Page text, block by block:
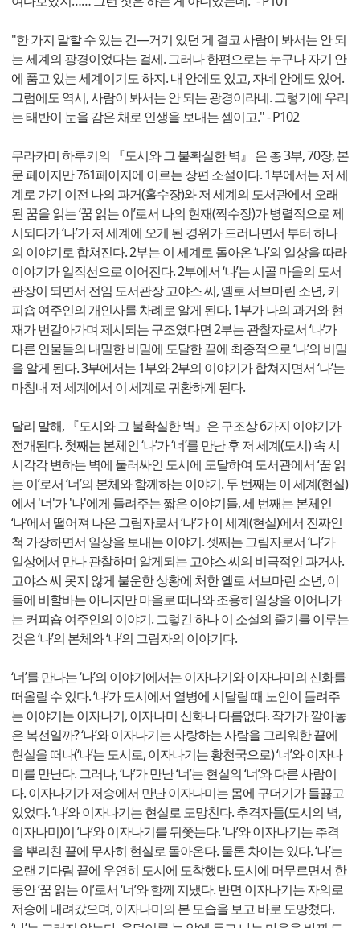
"한 가지 말할 수 있는 건—거기 있던 게 결코 사람이 봐서는 안 되
는 세계의 광경이었다는 걸세. 그러나 한편으로는 누구나 자기 안
에 품고 있는 세계이기도 하지. 내 안에도 있고, 자네 안에도 있어.
그럼에도 역시, 사람이 봐서는 안 되는 광경이라네. 그렇기에 우리
는 태반이 눈을 감은 채로 인생을 보내는 셈이고." - P102
무라카미 하루키의 『도시와 그 불확실한 벽』 은 총 3부, 70장, 본
문 페이지만 761페이지에 이르는 장편 소설이다. 1부에서는 저 세
계로 가기 이전 나의 과거(홀수장)와 저 세계의 도서관에서 오래
된 꿈을 읽는 ‘꿈 읽는 이’로서 나의 현재(짝수장)가 병렬적으로 제
시되다가 ‘나’가 저 세계에 오게 된 경위가 드러나면서 부터 하나
의 이야기로 합쳐진다. 2부는 이 세계로 돌아온 ‘나’의 일상을 따라
이야기가 일직선으로 이어진다. 2부에서 ‘나’는 시골 마을의 도서
관장이 되면서 전임 도서관장 고야스 씨, 옐로 서브마린 소년, 커
피숍 여주인의 개인사를 차례로 알게 된다. 1부가 나의 과거와 현
재가 번갈아가며 제시되는 구조였다면 2부는 관찰자로서 ‘나’가
다른 인물들의 내밀한 비밀에 도달한 끝에 최종적으로 ‘나’의 비밀
을 알게 된다. 3부에서는 1부와 2부의 이야기가 합쳐지면서 ‘나’는
마침내 저 세계에서 이 세계로 귀환하게 된다.
달리 말해, 『도시와 그 불확실한 벽』은 구조상 6가지 이야기가
전개된다. 첫째는 본체인 ‘나’가 ‘너’를 만난 후 저 세계(도시) 속 시
시각각 변하는 벽에 둘러싸인 도시에 도달하여 도서관에서 ‘꿈 읽
는 이’로서 ‘너’의 본체와 함께하는 이야기. 두 번째는 이 세계(현실)
에서 '너'가 '나'에게 들려주는 짧은 이야기들, 세 번째는 본체인
‘나’에서 떨어져 나온 그림자로서 ‘나’가 이 세계(현실)에서 진짜인
척 가장하면서 일상을 보내는 이야기. 셋째는 그림자로서 ‘나’가
일상에서 만나 관찰하며 알게되는 고야스 씨의 비극적인 과거사.
고야스 씨 못지 않게 불운한 상황에 처한 옐로 서브마린 소년, 이
들에 비할바는 아니지만 마을로 떠나와 조용히 일상을 이어나가
는 커피숍 여주인의 이야기. 그렇긴 하나 이 소설의 줄기를 이루는
것은 ‘나’의 본체와 ‘나’의 그림자의 이야기다.
‘너’를 만나는 ‘나’의 이야기에서는 이자나기와 이자나미의 신화를
떠올릴 수 있다. ‘나’가 도시에서 열병에 시달릴 때 노인이 들려주
는 이야기는 이자나기, 이자나미 신화나 다름없다. 작가가 깔아놓
은 복선일까? ‘나’와 이자나기는 사랑하는 사람을 그리워한 끝에
현실을 떠나(‘나’는 도시로, 이자나기는 황천국으로) ‘너’와 이자나
미를 만난다. 그러나, ‘나’가 만난 ‘너’는 현실의 ‘너’와 다른 사람이
다. 이자나기가 저승에서 만난 이자나미는 몸에 구더기가 들끓고
있었다. ‘나’와 이자나기는 현실로 도망친다. 추격자들(도시의 벽,
이자나미)이 ’나‘와 이자나기를 뒤쫓는다. ‘나’와 이자나기는 추격
을 뿌리친 끝에 무사히 현실로 돌아온다. 물론 차이는 있다. ‘나’는
오랜 기다림 끝에 우연히 도시에 도착했다. 도시에 머무르면서 한
동안 ‘꿈 읽는 이’로서 ‘너’와 함께 지냈다. 반면 이자나기는 자의로
저승에 내려갔으며, 이자나미의 본 모습을 보고 바로 도망쳤다.